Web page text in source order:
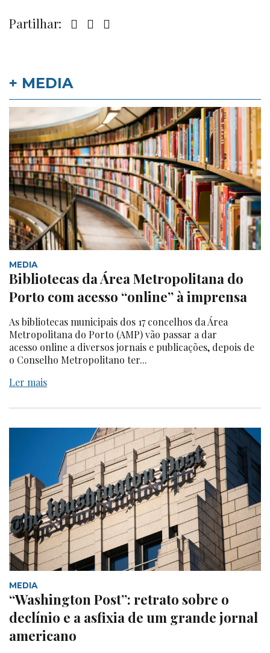
Partilhar:
+ MEDIA
MEDIA
Bibliotecas da Área Metropolitana do
Porto com acesso “online” à imprensa
As bibliotecas municipais dos 17 concelhos da Área
Metropolitana do Porto (AMP) vão passar a dar
acesso online a diversos jornais e publicações, depois de
o Conselho Metropolitano ter...
Ler mais
MEDIA
“Washington Post”: retrato sobre o
declínio e a asfixia de um grande jornal
americano